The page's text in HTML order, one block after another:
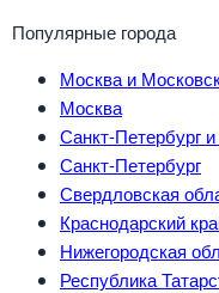
Популярные города
Москва и
Москва
Санкт-Петербург
Санкт-Петербург
Свердловская
Краснодарский
Нижегородская
Республика